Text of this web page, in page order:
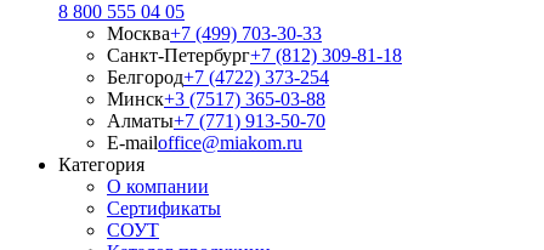
8 800 555 04 05
Москва+7 (499) 703-30-33
Санкт-Петербург+7 (812) 309-81-18
Белгород+7 (4722) 373-254
Минск+3 (7517) 365-03-88
Алматы+7 (771) 913-50-70
E-mailoffice@miakom.ru
Категория
О компании
Сертификаты
СОУТ